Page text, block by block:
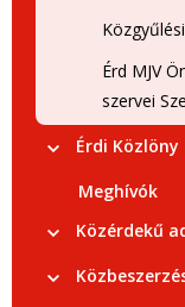
Érd MJV
szervei
Érdi Közlöny
Meghívók
Közérdekű